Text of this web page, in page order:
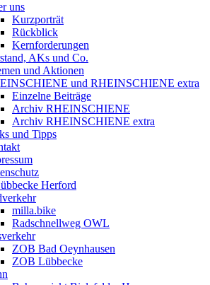
uns
Kurzporträt
Rückblick
Kernforderungen
AKs und Co.
und Aktionen
und RHEINSCHIENE extra
Einzelne Beiträge
Archiv RHEINSCHIENE
Archiv RHEINSCHIENE extra
und Tipps
Herford
milla.bike
Radschnellweg OWL
ZOB Bad Oeynhausen
ZOB Lübbecke